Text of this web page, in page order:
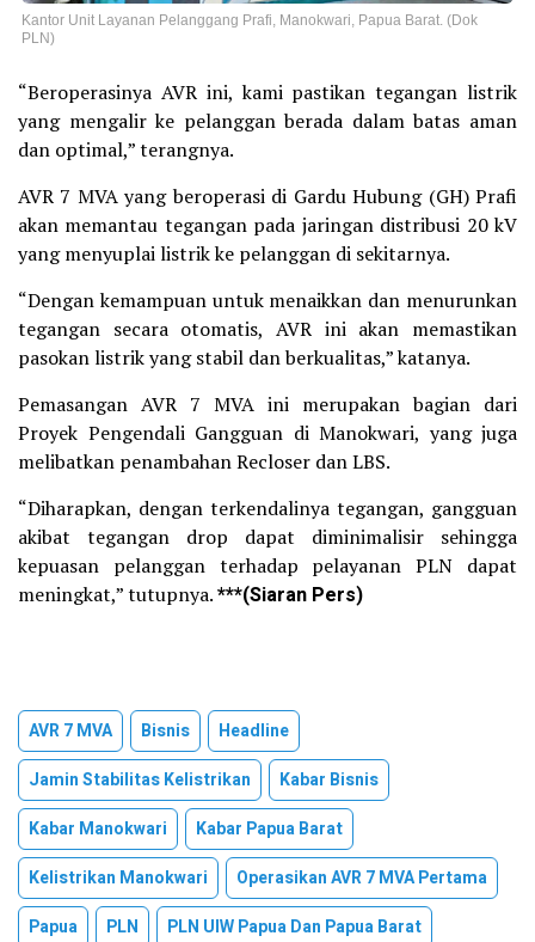
Kantor Unit Layanan Pelanggang Prafi, Manokwari, Papua Barat. (Dok
PLN)
“Beroperasinya AVR ini, kami pastikan tegangan listrik
yang mengalir ke pelanggan berada dalam batas aman
dan optimal,” terangnya.
AVR 7 MVA yang beroperasi di Gardu Hubung (GH) Prafi
akan memantau tegangan pada jaringan distribusi 20 kV
yang menyuplai listrik ke pelanggan di sekitarnya.
“Dengan kemampuan untuk menaikkan dan menurunkan
tegangan secara otomatis, AVR ini akan memastikan
pasokan listrik yang stabil dan berkualitas,” katanya.
Pemasangan AVR 7 MVA ini merupakan bagian dari
Proyek Pengendali Gangguan di Manokwari, yang juga
melibatkan penambahan Recloser dan LBS.
“Diharapkan, dengan terkendalinya tegangan, gangguan
akibat tegangan drop dapat diminimalisir sehingga
kepuasan pelanggan terhadap pelayanan PLN dapat
meningkat,” tutupnya.***(Siaran Pers)
AVR 7 MVA Bisnis
Headline
Jamin Stabilitas Kelistrikan
Kabar Bisnis
Kabar Manokwari
Kabar Papua Barat
Kelistrikan Manokwari
Operasikan AVR 7 MVA Pertama
Papua
PLN PLN UIW Papua Dan Papua Barat